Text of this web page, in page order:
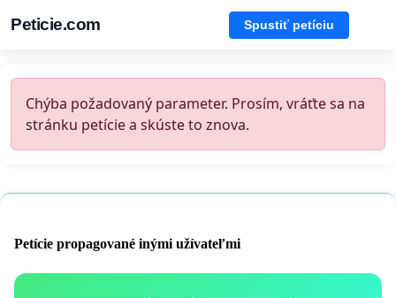
Peticie.com Spustiť petíciu
Chýba požadovaný parameter. Prosím, vráťte sa na
stránku petície a skúste to znova.
Petície propagované inými užívateľmi